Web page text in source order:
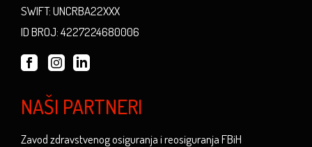
SWIFT: UNCRBA22XXX
ID BROJ: 4227224680006
NAŠI PARTNERI
Zavod zdravstvenog osiguranja i reosiguranja FBiH